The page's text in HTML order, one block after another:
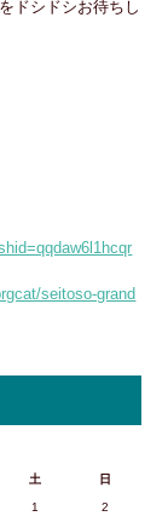
ドシドシお待ちし
seitoso-grand
土 日
1 2